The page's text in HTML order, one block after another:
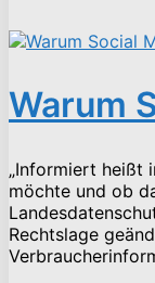
Warum
„Informiert heißt
möchte und ob
Rechtslage